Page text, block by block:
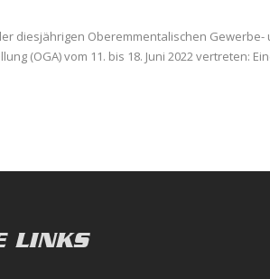
diesjährigen Oberemmentalischen Gewerbe-
(OGA) vom 11. bis 18. Juni 2022 vertreten:
LINKS